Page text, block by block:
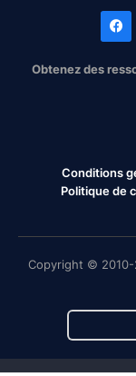
Obtenez des
Conditions
Politique de
Copyright © 2010-